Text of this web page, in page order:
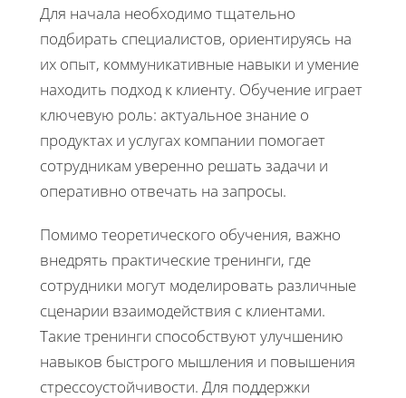
Для начала необходимо тщательно
подбирать специалистов, ориентируясь на
их опыт, коммуникативные навыки и умение
находить подход к клиенту. Обучение играет
ключевую роль: актуальное знание о
продуктах и услугах компании помогает
сотрудникам уверенно решать задачи и
оперативно отвечать на запросы.
Помимо теоретического обучения, важно
внедрять практические тренинги, где
сотрудники могут моделировать различные
сценарии взаимодействия с клиентами.
Такие тренинги способствуют улучшению
навыков быстрого мышления и повышения
стрессоустойчивости. Для поддержки